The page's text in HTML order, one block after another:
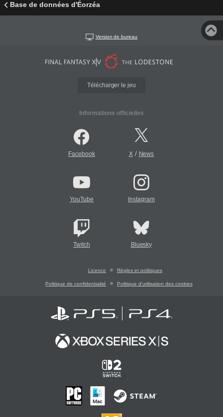
Base de données d'Éorzéa
Version de bureau
Télécharger le jeu
Informations officielles
Facebook X/ News
YouTube Instagram
Twitch Bluesky
Licence Règles et politiques
Politique de confidentialité Politique d'utilisation des cookies